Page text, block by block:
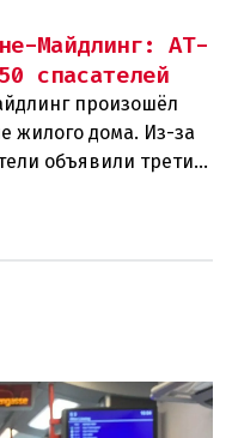
Майдлинг: AT-
спасателей
произошёл
жилого дома. Из-за
объявили третий
36 единиц